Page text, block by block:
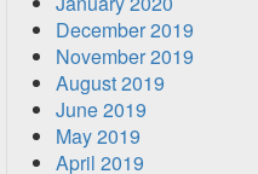
December 2019
November 2019
August 2019
June 2019
May 2019
April 2019